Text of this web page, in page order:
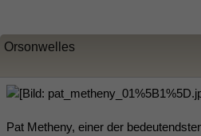
Orsonwelles
Pat Metheny, einer der